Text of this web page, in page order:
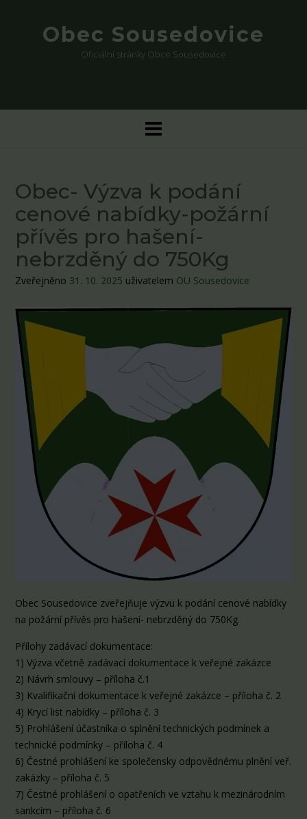
Obec Sousedovice
Oficiální stránky Obce Sousedovice
Obec- Výzva k podání
cenové nabídky-požární
přívěs pro hašení-
nebrzděný do 750Kg
Zveřejněno 31. 10. 2025 uživatelem OU Sousedovice
Obec Sousedovice zveřejňuje výzvu k podání cenové nabídky
na požární přívěs pro hašení- nebrzděný do 750Kg.
Přílohy zadávací dokumentace:
1) Výzva včetně zadávací dokumentace k veřejné zakázce
2) Návrh smlouvy – příloha č.1
3) Kvalifikační dokumentace k veřejné zakázce – příloha č. 2
4) Krycí list nabídky – příloha č. 3
5) Prohlášení účastníka o splnění technických podmínek a
technické podmínky – příloha č. 4
6) Čestné prohlášení ke společensky odpovědnému plnění veř.
zakázky – příloha č. 5
7) Čestné prohlášení o opatřeních ve vztahu k mezinárodním
sankcím – příloha č. 6